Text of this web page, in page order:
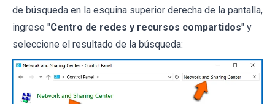
de búsqueda en la esquina superior derecha de la pantalla,
ingrese "Centro de redes y recursos compartidos" y
seleccione el resultado de la búsqueda: